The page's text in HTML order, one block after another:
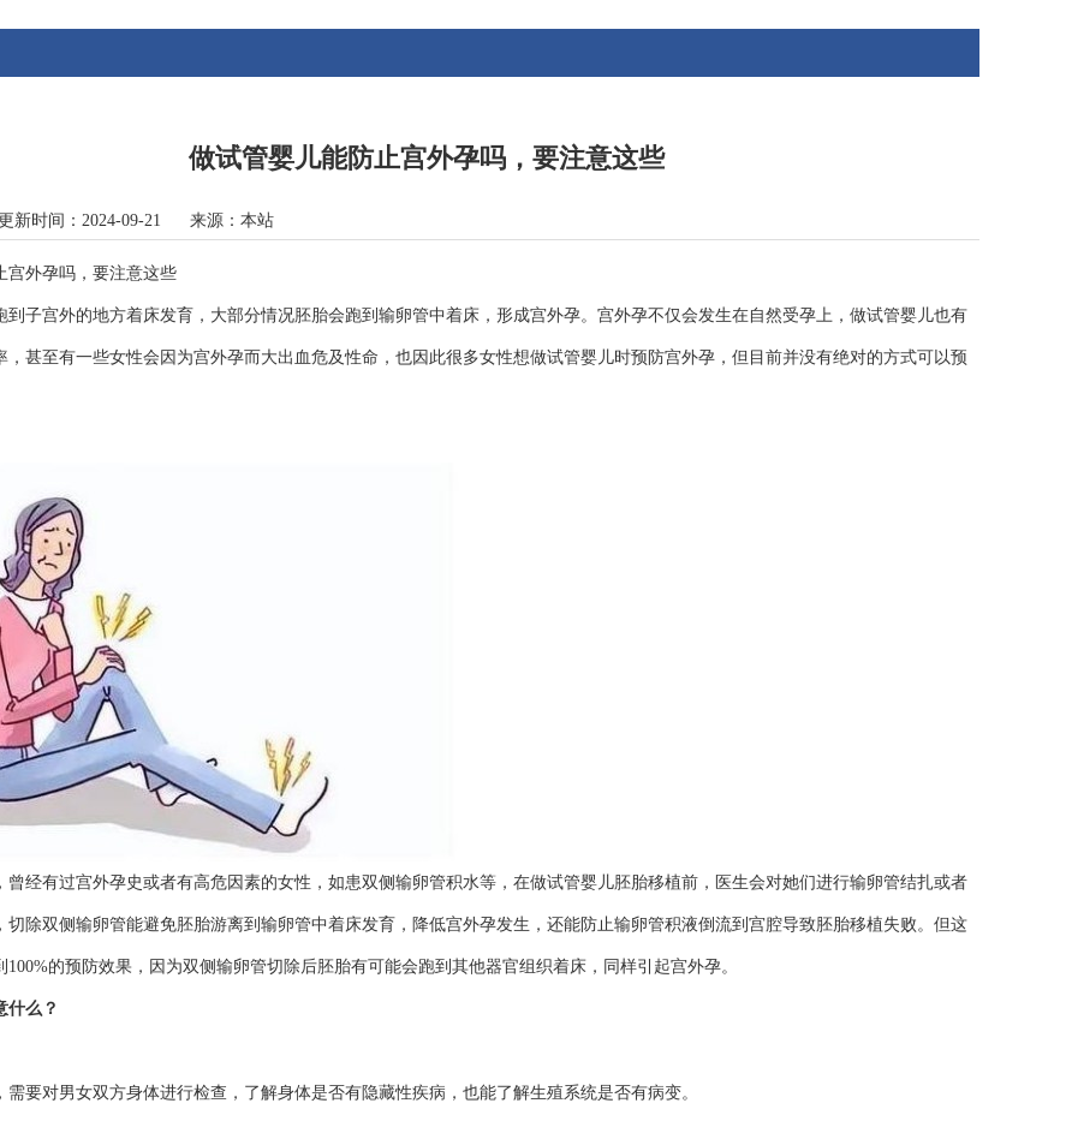
做试管婴儿能防止宫外孕吗，要注意这些
新时间：2024-09-21 来源：本站
宫外孕吗，要注意这些
到子宫外的地方着床发育，大部分情况胚胎会跑到输卵管中着床，形成宫外孕。宫外孕不仅会发生在自然受孕上，做试管婴儿也有
，甚至有一些女性会因为宫外孕而大出血危及性命，也因此很多女性想做试管婴儿时预防宫外孕，但目前并没有绝对的方式可以预
曾经有过宫外孕史或者有高危因素的女性，如患双侧输卵管积水等，在做试管婴儿胚胎移植前，医生会对她们进行输卵管结扎或者
切除双侧输卵管能避免胚胎游离到输卵管中着床发育，降低宫外孕发生，还能防止输卵管积液倒流到宫腔导致胚胎移植失败。但这
100%的预防效果，因为双侧输卵管切除后胚胎有可能会跑到其他器官组织着床，同样引起宫外孕。
什么？
需要对男女双方身体进行检查，了解身体是否有隐藏性疾病，也能了解生殖系统是否有病变。